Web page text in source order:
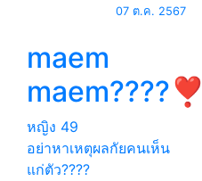
07 ต.ค. 2567
maem
maem????❣️
หญิง 49
อย่าหาเหตุผลกัยคนเห็น
แก่ตัว????